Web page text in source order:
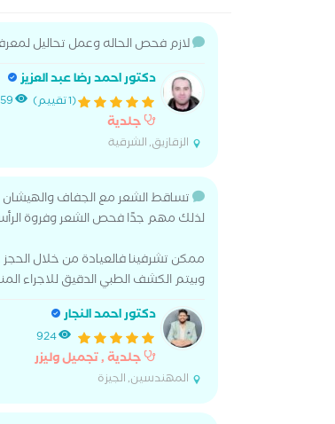
لازم فحص الحاله وعمل تحاليل
دكتور احمد رضا عبد العزيز
(1 تقييم)
جلدية
الزقازيق, الشرقية
تساقط الشعر مع الجفاف والهيشان
لذلك مهم جدًا فحص الشعر وفروة
ممكن تشرفينا فالعيادة من خلال
وبيتم الكشف الطبي الدقيق للاجراء
دكتور احمد النجار
924
جلدية , تجميل وليزر
المهندسين, الجيزة